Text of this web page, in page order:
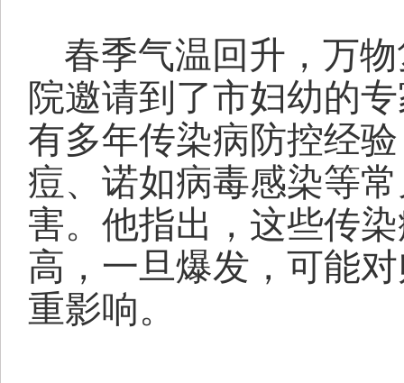
春季气温回升，万
院邀请到了市妇幼的
有多年传染病防控经
痘、诺如病毒感染等
害。他指出，这些传
高，一旦爆发，可能
重影响。